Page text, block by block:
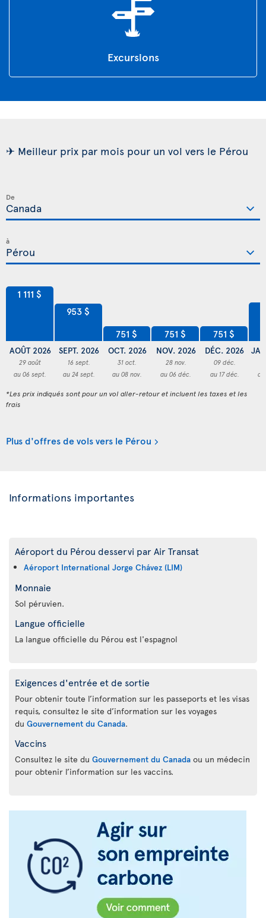
Excursions
✈ Meilleur prix par mois pour un vol vers le Pérou
De
à
1 111 $
AOÛT 2026
29 août
au 06 sept.
953 $
SEPT. 2026
16 sept.
au 24 sept.
751 $
OCT. 2026
31 oct.
au 08 nov.
751 $
NOV. 2026
28 nov.
au 06 déc.
751 $
DÉC. 2026
09 déc.
au 17 déc.
*Les prix indiqués sont pour un vol aller-retour et incluent les taxes et les
frais
Plus d'offres de vols vers le Pérou
Informations importantes
Aéroport du Pérou desservi par Air Transat
Aéroport International Jorge Chávez (LIM)
Monnaie
Sol péruvien.
Langue officielle
La langue officielle du Pérou est l'espagnol
Exigences d'entrée et de sortie
Pour obtenir toute l’information sur les passeports et les visas
requis, consultez le site d’information sur les voyages
du Gouvernement du Canada.
Vaccins
Consultez le site du Gouvernement du Canada ou un médecin
pour obtenir l’information sur les vaccins.